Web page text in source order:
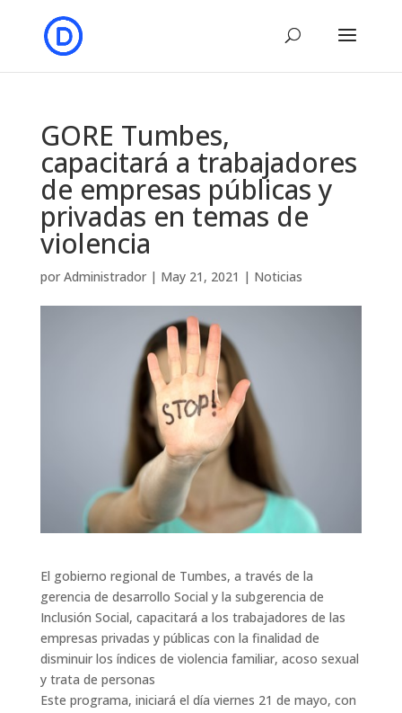
GORE Tumbes,
capacitará a trabajadores
de empresas públicas y
privadas en temas de
violencia
por Administrador| May 21, 2021 | Noticias
El gobierno regional de Tumbes, a través de la
gerencia de desarrollo Social y la subgerencia de
Inclusión Social, capacitará a los trabajadores de las
empresas privadas y públicas con la finalidad de
disminuir los índices de violencia familiar, acoso sexual
y trata de personas
Este programa, iniciará el día viernes 21 de mayo, con